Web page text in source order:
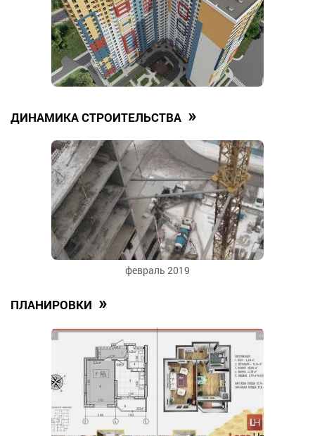
ДИНАМИКА СТРОИТЕЛЬСТВА »
февраль 2019
ПЛАНИРОВКИ »